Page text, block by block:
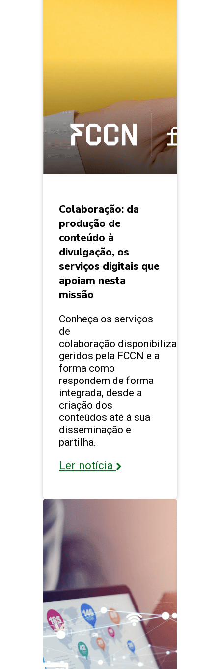
Colaboração: da
produção de
conteúdo à
divulgação, os
serviços digitais que
apoiam nesta
missão
Conheça os serviços
de
colaboração disponibilizados e
geridos pela FCCN e a
forma como
respondem de forma
integrada, desde a
criação dos
conteúdos até à sua
disseminação e
partilha.
Ler notícia